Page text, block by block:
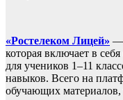
«Ростелеком Лицей» —
которая включает в
для учеников 1–11
навыков. Всего на
обучающих материалов,